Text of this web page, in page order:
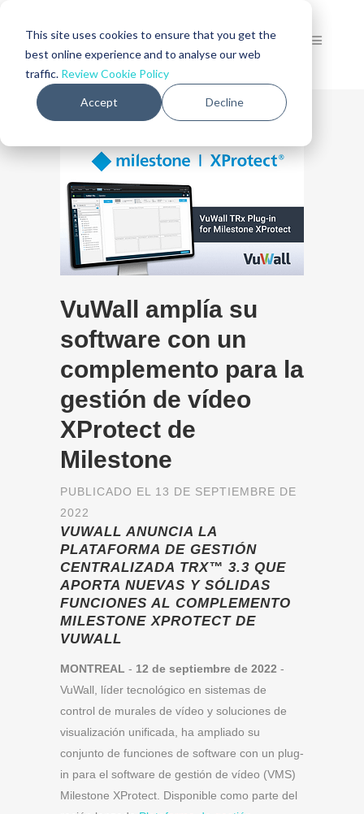
This site uses cookies to ensure that you get the
best online experience and to analyse our web
traffic. Review Cookie Policy
Accept Decline
VuWall amplía su
software con un
complemento para la
gestión de vídeo
XProtect de
Milestone
PUBLICADO EL 13 DE SEPTIEMBRE DE
2022
VUWALL ANUNCIA LA
PLATAFORMA DE GESTIÓN
CENTRALIZADA TRX™ 3.3 QUE
APORTA NUEVAS Y SÓLIDAS
FUNCIONES AL COMPLEMENTO
MILESTONE XPROTECT DE
VUWALL
MONTREAL - 12 de septiembre de 2022 -
VuWall, líder tecnológico en sistemas de
control de murales de vídeo y soluciones de
visualización unificada, ha ampliado su
conjunto de funciones de software con un plug-
in para el software de gestión de vídeo (VMS)
Milestone XProtect. Disponible como parte del